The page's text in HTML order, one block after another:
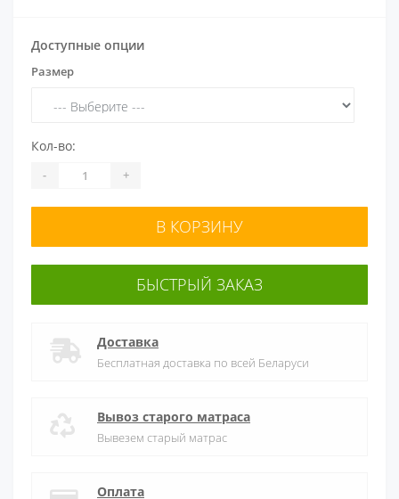
Доступные опции
Размер
Кол-во:
- +
В КОРЗИНУ
БЫСТРЫЙ ЗАКАЗ
Доставка
Бесплатная доставка по всей Беларуси
Вывоз старого матраса
Вывезем старый матрас
Оплата